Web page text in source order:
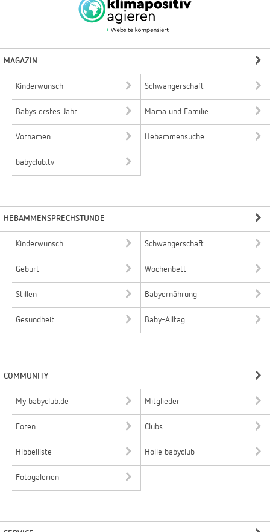
MAGAZIN
Kinderwunsch Schwangerschaft
Babys erstes Jahr Mama und Familie
Vornamen Hebammensuche
babyclub.tv
HEBAMMENSPRECHSTUNDE
Kinderwunsch Schwangerschaft
Geburt Wochenbett
Stillen Babyernährung
Gesundheit Baby-Alltag
COMMUNITY
My babyclub.de Mitglieder
Foren Clubs
Hibbelliste Holle babyclub
Fotogalerien